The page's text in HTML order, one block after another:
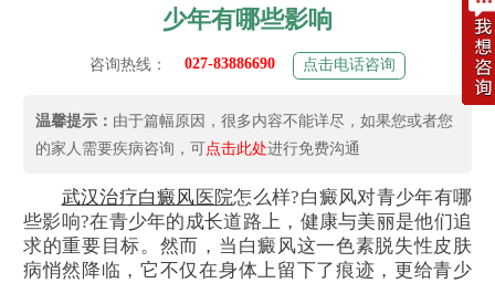
少年有哪些影响
咨询热线： 027-83886690 点击电话咨询
温馨提示： 由于篇幅原因，很多内容不能详尽，如果您或者您
的家人需要疾病咨询，可点击此处进行免费沟通
武汉治疗白癜风 医院怎么样?白癜风对青少年有哪
些影响?在青少年的成长道路上，健康与美丽是他们追
求的重要目标。然而，当白癜风这一色素脱失性皮肤
病悄然降临，它不仅在身体上留下了痕迹，更给青少